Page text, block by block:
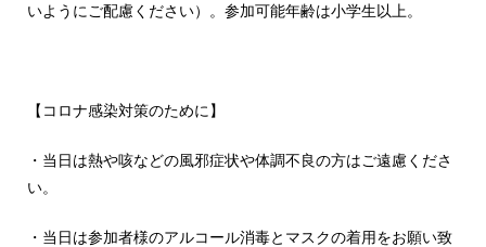
いようにご配慮ください）。参加可能年齢は小学生以上。
【コロナ感染対策のために】
・当日は熱や咳などの風邪症状や体調不良の方はご遠慮くださ
い。
・当日は参加者様のアルコール消毒とマスクの着用をお願い致